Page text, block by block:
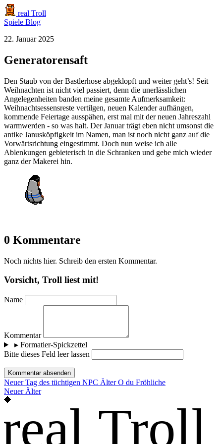
real Troll
Spiele Blog
22. Januar 2025
Generatorensaft
Den Staub von der Bastlerhose abgeklopft und weiter geht’s! Seit
Weihnachten ist nicht viel passiert, denn die unerlässlichen
Angelegenheiten banden meine gesamte Aufmerksamkeit:
Weihnachtsessensreste vertilgen, neuen Kalender aufhängen,
kommende Feiertage ausspähen, erst mal mit der neuen Jahreszahl
warmwerden - so was halt. Der Januar trägt eben nicht umsonst die
antike Janusköpfigkeit im Namen, man ist noch nicht ganz auf die
Vorwärtsrichtung eingestimmt. Doch nun weise ich alle
Ablenkungen gebieterisch in die Schranken und gebe mich wieder
ganz der Makerei hin.
0 Kommentare
Noch nichts hier. Schreib den ersten Kommentar.
Vorsicht, Troll liest mit!
Name
Kommentar
▸Formatier-Spickzettel
Bitte dieses Feld leer lassen
Kommentar absenden
Neuer Tag des tüchtigen NPC Älter O du Fröhliche
Neuer Älter
real Troll